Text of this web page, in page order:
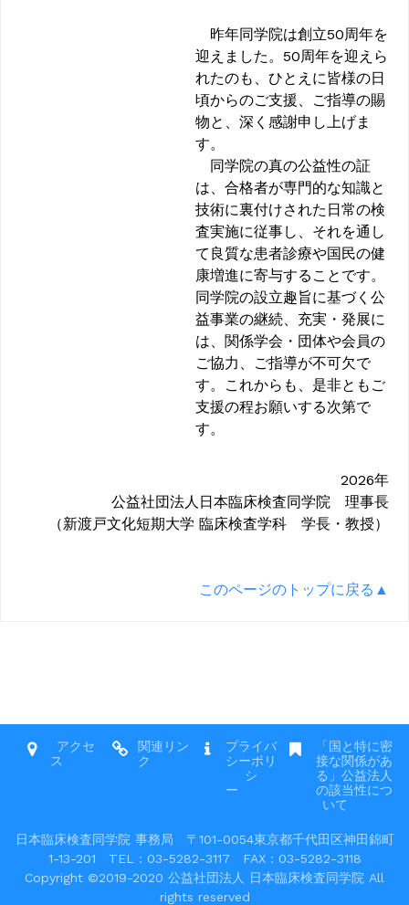
昨年同学院は創立50周年を
迎えました。50周年を迎えら
れたのも、ひとえに皆様の日
頃からのご支援、ご指導の賜
物と、深く感謝申し上げま
す。
同学院の真の公益性の証
は、合格者が専門的な知識と
技術に裏付けされた日常の検
査実施に従事し、それを通し
て良質な患者診療や国民の健
康増進に寄与することです。
同学院の設立趣旨に基づく公
益事業の継続、充実・発展に
は、関係学会・団体や会員の
ご協力、ご指導が不可欠で
す。これからも、是非ともご
支援の程お願いする次第で
す。
2026年
公益社団法人日本臨床検査同学院 理事長
（新渡戸文化短期大学 臨床検査学科 学長・教授）
このページのトップに戻る▲
アクセ
ス
関連リン
ク
プライバ
シーポリ
シ
ー
「国と特に密
接な関係があ
る」公益法人
の該当性につ
いて
日本臨床検査同学院 事務局 〒101-0054東京都千代田区神田錦町
1-13-201 TEL：03-5282-3117 FAX：03-5282-3118
Copyright ©2019-2020 公益社団法人 日本臨床検査同学院 All
rights reserved